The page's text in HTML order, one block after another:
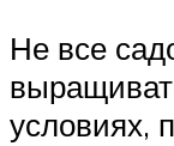
Не все
условиях,